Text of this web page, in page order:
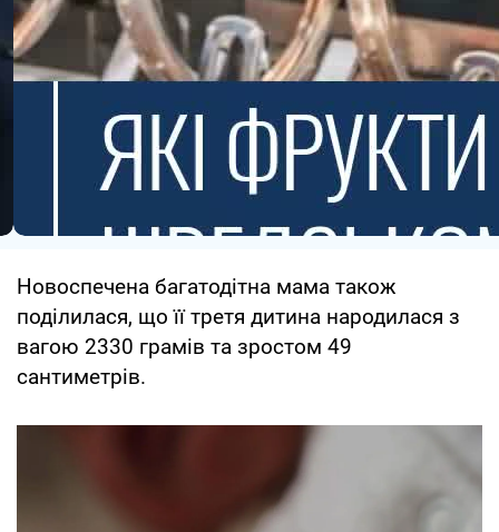
Новоспечена багатодітна мама також
поділилася, що її третя дитина народилася з
вагою 2330 грамів та зростом 49
сантиметрів.